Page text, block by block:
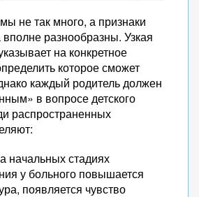
не так много, а признаки
вполне разнообразны. Узкая
на конкретное
которое сможет
каждый родитель должен
в вопросе детского
распространенных
начальных стадиях
у больного повышается
появляется чувство